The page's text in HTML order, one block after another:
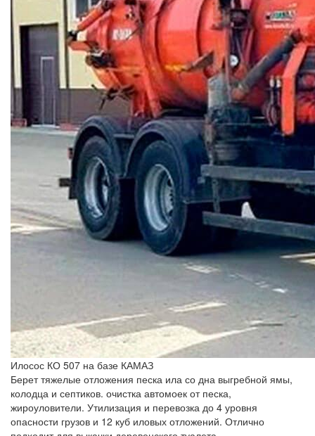
Илосос КО 507 на базе КАМАЗ
Берет тяжелые отложения песка ила со дна выгребной ямы,
колодца и септиков. очистка автомоек от песка,
жироуловители. Утилизация и перевозка до 4 уровня
опасности грузов и 12 куб иловых отложений. Отлично